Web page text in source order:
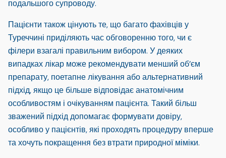
подальшого супроводу.
Пацієнти також цінують те, що багато фахівців у
Туреччині приділяють час обговоренню того, чи є
філери взагалі правильним вибором. У деяких
випадках лікар може рекомендувати менший об’єм
препарату, поетапне лікування або альтернативний
підхід, якщо це більше відповідає анатомічним
особливостям і очікуванням пацієнта. Такий більш
зважений підхід допомагає формувати довіру,
особливо у пацієнтів, які проходять процедуру вперше
та хочуть покращення без втрати природної міміки.